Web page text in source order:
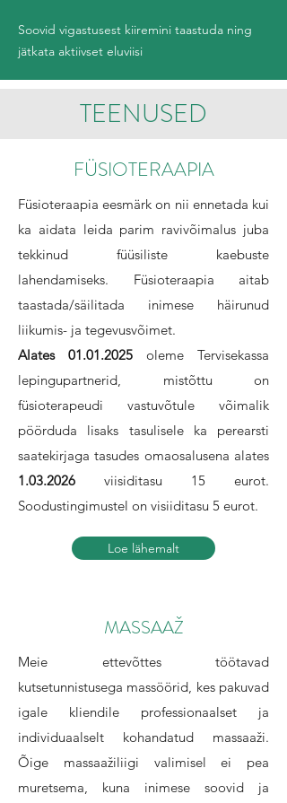
Soovid vigastusest kiiremini taastuda ning
jätkata aktiivset eluviisi
TEENUSED
FÜSIOTERAAPIA
Füsioteraapia eesmärk on nii ennetada kui
ka aidata leida parim ravivõimalus juba
tekkinud füüsiliste kaebuste
lahendamiseks. Füsioteraapia aitab
taastada/säilitada inimese häirunud
liikumis- ja tegevusvõimet.
Alates 01.01.2025
oleme Tervisekassa
lepingupartnerid, mistõttu on
füsioterapeudi vastuvõtule võimalik
pöörduda lisaks tasulisele ka perearsti
saatekirjaga tasudes omaosalusena alates
1.03.2026 viisiditasu 15 eurot.
Soodustingimustel on visiiditasu 5 eurot.
Loe lähemalt
MASSAAŽ
Meie ettevõttes töötavad
kutsetunnistusega massöörid, kes pakuvad
igale kliendile professionaalset ja
individuaalselt kohandatud massaaži.
Õige massaažiliigi valimisel ei pea
muretsema, kuna inimese soovid ja